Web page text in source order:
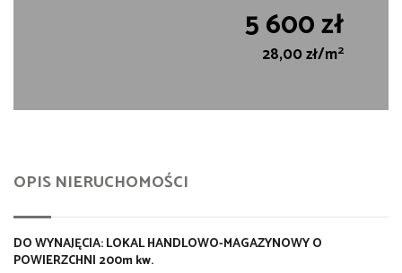
5 600 zł
28,00 zł/m2
OPIS NIERUCHOMOŚCI
DO WYNAJĘCIA: LOKAL HANDLOWO-MAGAZYNOWY O
POWIERZCHNI 200m kw.